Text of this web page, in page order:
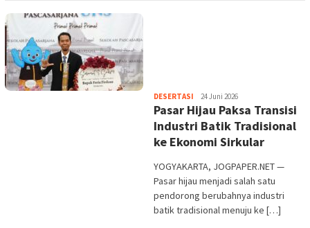
DESERTASI Heri
Purwata
24 Juni 2026
Pasar Hijau Paksa Transisi
Industri Batik Tradisional
ke Ekonomi Sirkular
YOGYAKARTA, JOGPAPER.NET —
Pasar hijau menjadi salah satu
pendorong berubahnya industri
batik tradisional menuju ke […]